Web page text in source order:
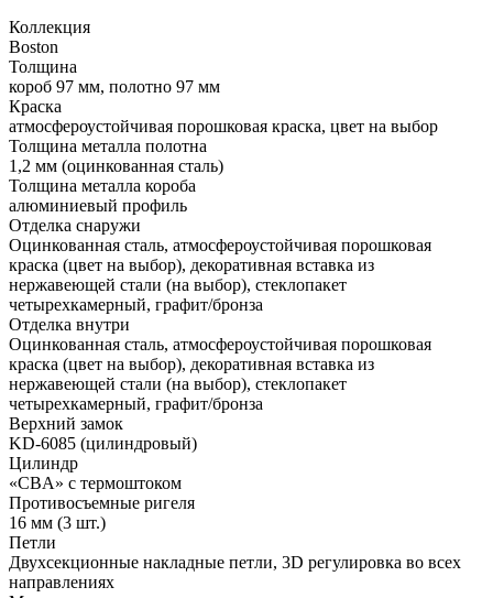
Коллекция
Boston
Толщина
короб 97 мм, полотно 97 мм
Краска
атмосфероустойчивая порошковая краска, цвет на выбор
Толщина металла полотна
1,2 мм (оцинкованная сталь)
Толщина металла короба
алюминиевый профиль
Отделка снаружи
Оцинкованная сталь, атмосфероустойчивая порошковая
краска (цвет на выбор), декоративная вставка из
нержавеющей стали (на выбор), стеклопакет
четырехкамерный, графит/бронза
Отделка внутри
Оцинкованная сталь, атмосфероустойчивая порошковая
краска (цвет на выбор), декоративная вставка из
нержавеющей стали (на выбор), стеклопакет
четырехкамерный, графит/бронза
Верхний замок
KD-6085 (цилиндровый)
Цилиндр
«CBA» с термоштоком
Противосъемные ригеля
16 мм (3 шт.)
Петли
Двухсекционные накладные петли, 3D регулировка во всех
направлениях